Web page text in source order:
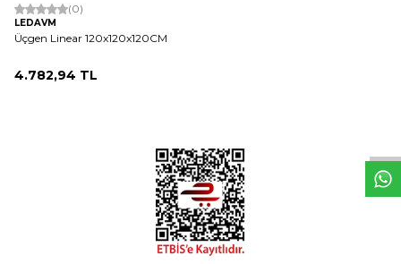
(0)
LEDAVM
Üçgen Linear 120x120x120CM
4.782,94 TL